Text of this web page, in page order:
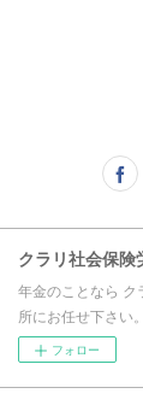
年金のことなら ク
所にお任せ下さい。
フォロー